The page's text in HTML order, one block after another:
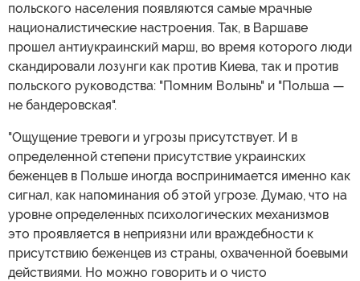
польского населения появляются самые мрачные
националистические настроения. Так, в Варшаве
прошел антиукраинский марш, во время которого люди
скандировали лозунги как против Киева, так и против
польского руководства: "Помним Волынь" и "Польша —
не бандеровская".
"Ощущение тревоги и угрозы присутствует. И в
определенной степени присутствие украинских
беженцев в Польше иногда воспринимается именно как
сигнал, как напоминания об этой угрозе. Думаю, что на
уровне определенных психологических механизмов
это проявляется в неприязни или враждебности к
присутствию беженцев из страны, охваченной боевыми
действиями. Но можно говорить и о чисто